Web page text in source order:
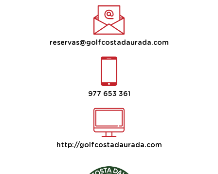
reservas@golfcostadaurada.com
977 653 361
http://golfcostadaurada.com